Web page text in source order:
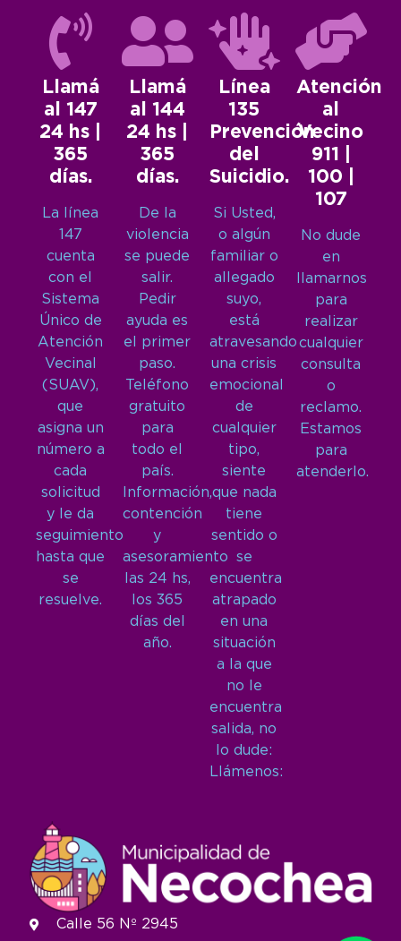
Llamá
al 147
24 hs |
365
días.
La línea
147
cuenta
con el
Sistema
Único de
Atención
Vecinal
(SUAV),
que
asigna un
número a
cada
solicitud
y le da
seguimiento
hasta que
se
resuelve.
Llamá
al 144
24 hs |
365
días.
De la
violencia
se puede
salir.
Pedir
ayuda es
el primer
paso.
Teléfono
gratuito
para
todo el
país.
Información,
contención
y
asesoramiento
las 24 hs,
los 365
días del
año.
Línea
135
Prevención
del
Suicidio.
Si Usted,
o algún
familiar o
allegado
suyo,
está
atravesando
una crisis
emocional
de
cualquier
tipo,
siente
que nada
tiene
sentido o
se
encuentra
atrapado
en una
situación
a la que
no le
encuentra
salida, no
lo dude:
Llámenos:
Atención
al
Vecino
911 |
100 |
107
No dude
en
llamarnos
para
realizar
cualquier
consulta
o
reclamo.
Estamos
para
atenderlo.
Calle 56 Nº 2945